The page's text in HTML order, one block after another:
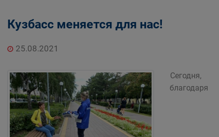
Кузбасс меняется для нас!
25.08.2021
Сегодня,
благодаря